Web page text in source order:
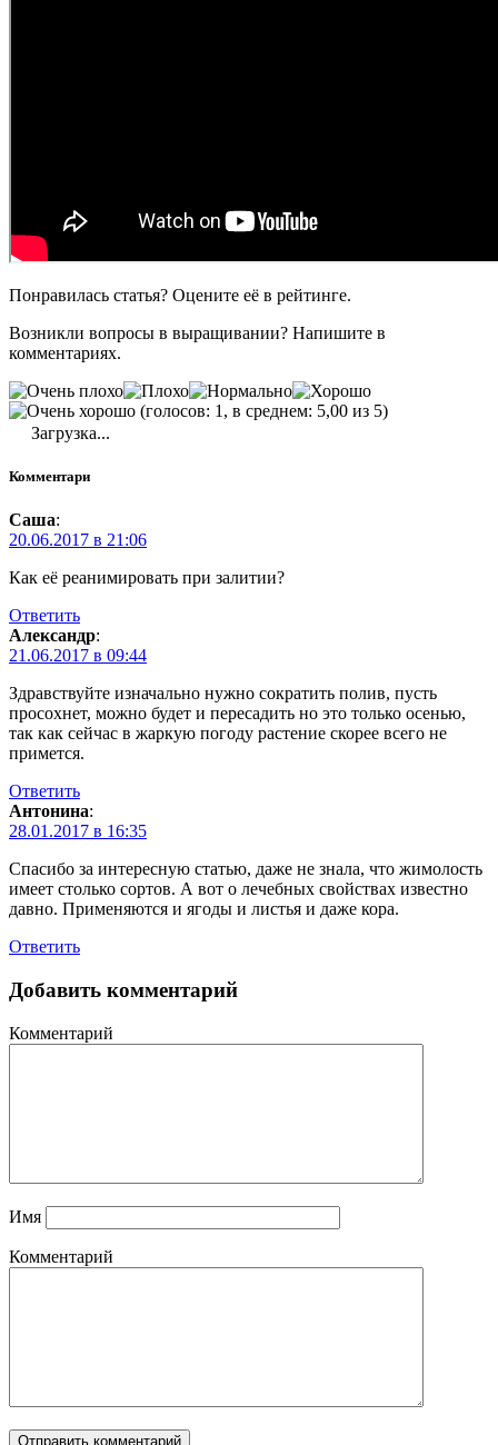
Понравилась статья? Оцените её в рейтинге.
Возникли вопросы в выращивании? Напишите в
комментариях.
(голосов: 1, в среднем: 5,00 из 5)
Загрузка...
Комментари
Саша:
20.06.2017 в 21:06
Как её реанимировать при залитии?
Ответить
Александр:
21.06.2017 в 09:44
Здравствуйте изначально нужно сократить полив, пусть
просохнет, можно будет и пересадить но это только осенью,
так как сейчас в жаркую погоду растение скорее всего не
примется.
Ответить
Антонина:
28.01.2017 в 16:35
Спасибо за интересную статью, даже не знала, что жимолость
имеет столько сортов. А вот о лечебных свойствах известно
давно. Применяются и ягоды и листья и даже кора.
Ответить
Добавить комментарий
Комментарий
Имя
Комментарий